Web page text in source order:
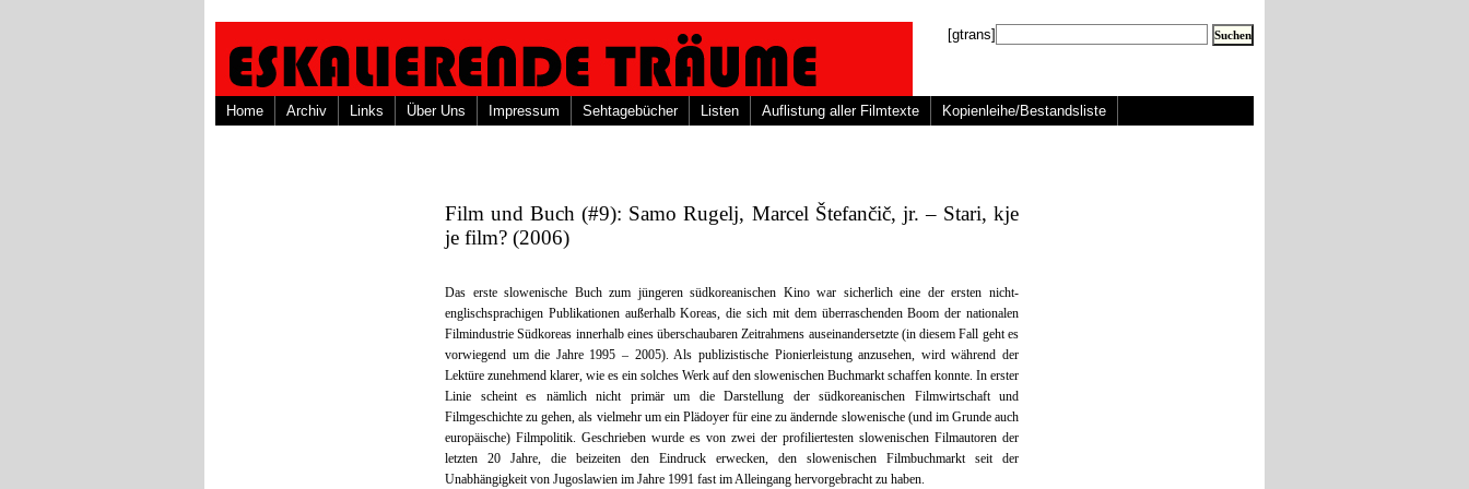
[gtrans]
Home Archiv Links Über Uns Impressum Sehtagebücher Listen Auflistung aller Filmtexte Kopienleihe/Bestandsliste
Film und Buch (#9): Samo Rugelj, Marcel Štefančič, jr. – Stari, kje
je film? (2006)
Das erste slowenische Buch zum jüngeren südkoreanischen Kino war sicherlich eine der ersten nicht-
englischsprachigen Publikationen außerhalb Koreas, die sich mit dem überraschenden Boom der nationalen
Filmindustrie Südkoreas innerhalb eines überschaubaren Zeitrahmens auseinandersetzte (in diesem Fall geht es
vorwiegend um die Jahre 1995 – 2005). Als publizistische Pionierleistung anzusehen, wird während der
Lektüre zunehmend klarer, wie es ein solches Werk auf den slowenischen Buchmarkt schaffen konnte. In erster
Linie scheint es nämlich nicht primär um die Darstellung der südkoreanischen Filmwirtschaft und
Filmgeschichte zu gehen, als vielmehr um ein Plädoyer für eine zu ändernde slowenische (und im Grunde auch
europäische) Filmpolitik. Geschrieben wurde es von zwei der profiliertesten slowenischen Filmautoren der
letzten 20 Jahre, die beizeiten den Eindruck erwecken, den slowenischen Filmbuchmarkt seit der
Unabhängigkeit von Jugoslawien im Jahre 1991 fast im Alleingang hervorgebracht zu haben.